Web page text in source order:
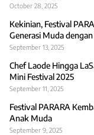
October 28, 2025
Kekinian, Festival
Generasi Muda
September 13, 2025
Chef Laode Hingga
Mini Festival 2025
September 11, 2025
Festival PARARA
Anak Muda
September 9, 2025